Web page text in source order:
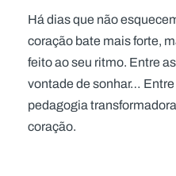
Há dias que não
coração bate mais forte,
feito ao seu ritmo. Entre
vontade de sonhar… Entre
pedagogia
coração.